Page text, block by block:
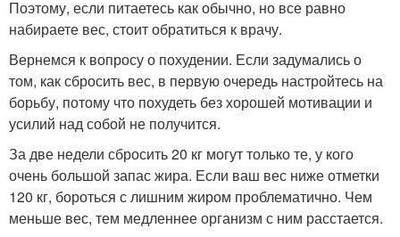
Поэтому, если питаетесь как обычно, но все равно
набираете вес, стоит обратиться к врачу.
Вернемся к вопросу о похудении. Если задумались о
том, как сбросить вес, в первую очередь настройтесь на
борьбу, потому что похудеть без хорошей мотивации и
усилий над собой не получится.
За две недели сбросить 20 кг могут только те, у кого
очень большой запас жира. Если ваш вес ниже отметки
120 кг, бороться с лишним жиром проблематично. Чем
меньше вес, тем медленнее организм с ним расстается.